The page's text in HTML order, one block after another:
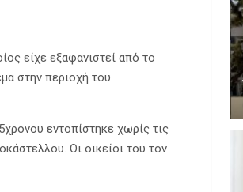
είχε εξαφανιστεί από το
στην περιοχή του
εντοπίστηκε χωρίς τις
Οι οικείοι του τον